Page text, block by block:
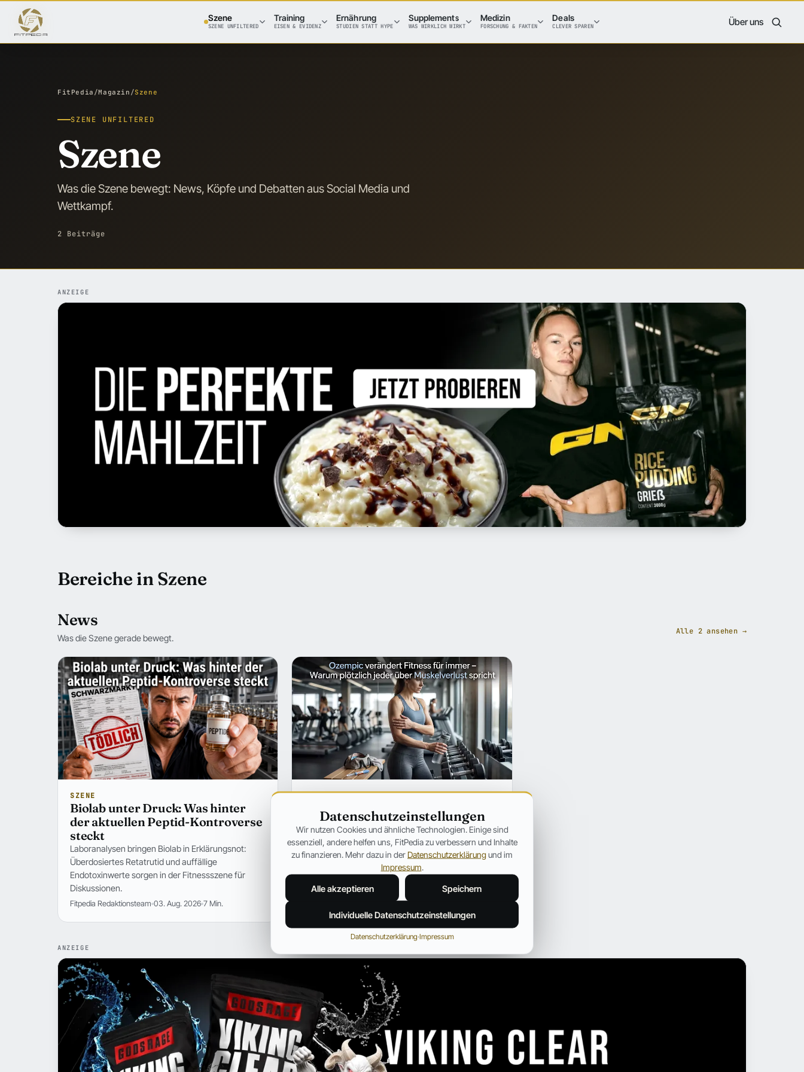
Szene
SZENE UNFILTERED
Training
EISEN & EVIDENZ
Ernährung
STUDIEN STATT HYPE
Supplements
WAS WIRKLICH WIRKT
Medizin
FORSCHUNG & FAKTEN
Deals
CLEVER SPAREN Über uns
FitPedia /Magazin /Szene
SZENE UNFILTERED
Szene
Was die Szene bewegt: News, Köpfe und Debatten aus Social Media und
Wettkampf.
2 Beiträge
ANZEIGE
Bereiche in Szene
News
Was die Szene gerade bewegt.
Alle 2 ansehen →
SZENE
Biolab unter Druck: Was hinter
der aktuellen Peptid-Kontroverse
steckt
Laboranalysen bringen Biolab in Erklärungsnot:
Überdosiertes Retatrutid und auffällige
Endotoxinwerte sorgen in der Fitnessszene für
Diskussionen.
Fitpedia Redaktionsteam 03. Aug. 2026 7 Min.
SZENE
Ozempic verändert Fitness für
immer – Warum plötzlich jeder
über Muskelverlust spricht
Warum GLP-1-Medikamente immer häufiger unter
dem Aspekt des Muskelabbaus besprochen
werden.
12 Min.
ANZEIGE
Datenschutzeinstellungen
Wir nutzen Cookies und ähnliche Technologien. Einige sind
essenziell, andere helfen uns, FitPedia zu verbessern und Inhalte
zu finanzieren. Mehr dazu in der Datenschutzerklärungund im
Impressum.
Alle akzeptieren Speichern
Individuelle Datenschutzeinstellungen
Datenschutzerklärung·Impressum